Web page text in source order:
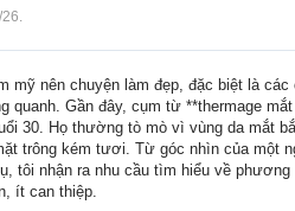
.
mỹ nên chuyện làm đẹp, đặc biệt là
Gần đây, cụm từ **thermage
30. Họ thường tò mò vì vùng da mắt
trông kém tươi. Từ góc nhìn của một
tôi nhận ra nhu cầu tìm hiểu về phương
ít can thiệp.